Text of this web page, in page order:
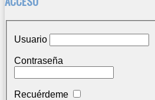
Usuario
Contraseña
Recuérdeme